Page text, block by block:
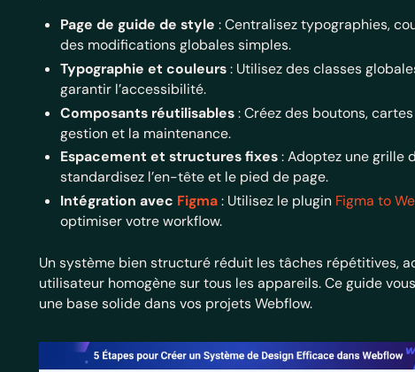
Page de guide de style : Centralisez typographies,
des modifications globales simples.
Typographie et couleurs: Utilisez des classes
garantir l’accessibilité.
Composants réutilisables: Créez des boutons,
gestion et la maintenance.
Espacement et structures fixes: Adoptez une grille
standardisez l’en-tête et le pied de page.
Intégration avec Figma: Utilisez le plugin Figma to
optimiser votre workflow.
Un système bien structuré réduit les tâches répétitives,
utilisateur homogène sur tous les appareils. Ce guide
une base solide dans vos projets Webflow.